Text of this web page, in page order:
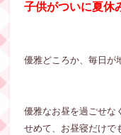
子供がついに夏休
優雅どころか、毎日が
優雅なお昼を過ごせな
せめて、お昼寝だけで